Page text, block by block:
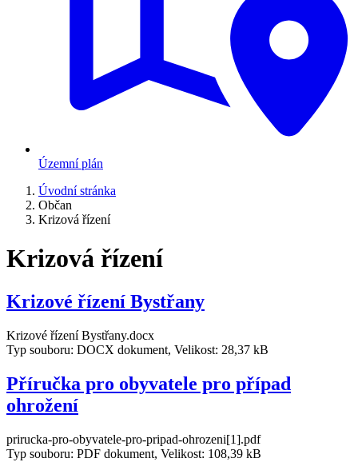
Územní plán
Úvodní stránka
Občan
Krizová řízení
Krizová řízení
Krizové řízení Bystřany
Krizové řízení Bystřany.docx
Typ souboru: DOCX dokument, Velikost: 28,37 kB
Příručka pro obyvatele pro případ
ohrožení
prirucka-pro-obyvatele-pro-pripad-ohrozeni[1].pdf
Typ souboru: PDF dokument, Velikost: 108,39 kB